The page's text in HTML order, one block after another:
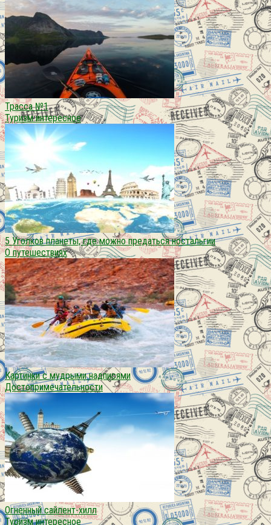
Трасса №1
Туризм интересное
5 Уголков планеты, где можно предаться ностальгии
О путешествиях
Картинки с мудрыми надписями
Достопримечательности
Огненный сайлент-хилл
Туризм интересное